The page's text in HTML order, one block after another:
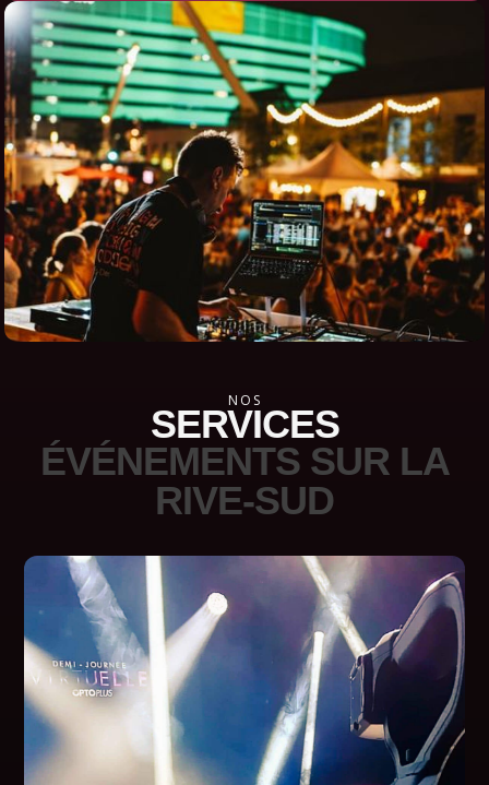
NOS
SERVICES
ÉVÉNEMENTS SUR LA
RIVE-SUD